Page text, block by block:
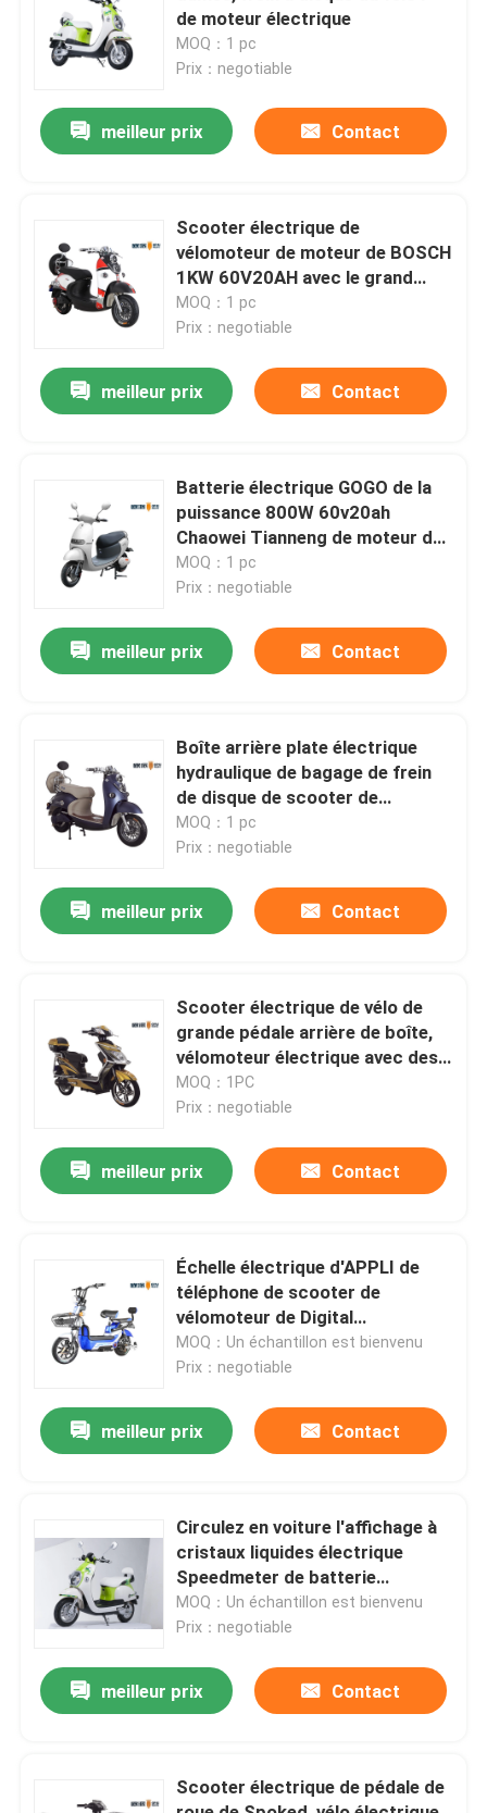
Maison
Au sujet de nous
Contrôle de qualité
Demandez une citation
Scooter broyé du noir électrique
Scooter électrique de mobilité
de moteur électrique
MOQ：1 pc
Prix：negotiable
meilleur prix Contact
Scooter électrique de
vélomoteur de moteur de BOSCH
1KW 60V20AH avec le grand
amortisseur hydraulique arrière
de la boîte F/R
MOQ：1 pc
Prix：negotiable
meilleur prix Contact
Batterie électrique GOGO de la
puissance 800W 60v20ah
Chaowei Tianneng de moteur du
scooter OPG-EM022 de
vélomoteur
MOQ：1 pc
Prix：negotiable
meilleur prix Contact
Boîte arrière plate électrique
hydraulique de bagage de frein
de disque de scooter de
vélomoteur de moteur de
l'amortisseur de F/R BOSHI
MOQ：1 pc
Prix：negotiable
meilleur prix Contact
Scooter électrique de vélo de
grande pédale arrière de boîte,
vélomoteur électrique avec des
pédales
MOQ：1PC
Prix：negotiable
meilleur prix Contact
Échelle électrique d'APPLI de
téléphone de scooter de
vélomoteur de Digital
Speedmeter avec la batterie
d'acide de plomb de la roue
MOQ：Un échantillon est bienvenu
Prix：negotiable
meilleur prix Contact
Circulez en voiture l'affichage à
cristaux liquides électrique
Speedmeter de batterie
d'avance du scooter 60V20AH
de vélomoteur de contrôleur de
MOQ：Un échantillon est bienvenu
Prix：negotiable
meilleur prix Contact
Scooter électrique de pédale de